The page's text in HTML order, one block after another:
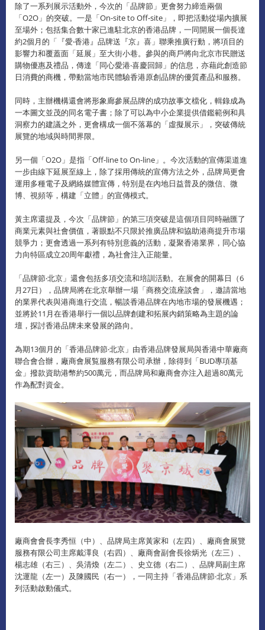
除了一系列展示活動外，今次的「品牌節」更會努力締造兩個
「O2O」的突破。一是「On-site to Off-site」，即把活動從場內擴展
至場外；包括集合數十家已進駐北京的香港品牌，一同開展一個長達
約2個月的「『愛‧香港』品牌送『京』喜」聯乘推廣行動，將項目的
影響力和覆蓋面「延展」至大街小巷。參與的商戶將向北京市民贈送
購物優惠及禮品，傳達「同心愛港‧喜慶回歸」的信息，亦藉此創造節
日消費的商機，帶動當地市民體驗香港原創品牌的優質產品和服務。
同時，主辦機構還會將形象廊參展品牌的成功故事文檔化，輯錄成為
一本圖文並茂的同名電子書；除了可以為中小企業提供借鑑範例和具
洞察力的建議之外，更會構成一個不落幕的「虛擬展示」，突破傳統
展覽的地域與時間界限。
另一個「O2O」是指「Off-line to On-line」。今次活動的宣傳渠道進
一步由線下延展至線上，除了採用傳統的宣傳方法之外，品牌局更會
運用多種電子及網絡媒體宣傳，特別是在內地日益普及的微信、微
博、視頻等，構建「立體」的宣傳模式。
黃主席還提及，今次「品牌節」的第三項突破是這個項目同時融匯了
商業元素與社會價值，著眼點不只限於推廣品牌和協助港商提升市場
競爭力；更會透過一系列有特別意義的活動，凝聚香港業界，同心協
力向特區成立20周年獻禮，為社會注入正能量。
「品牌節‧北京」還會包括多項交流和培訓活動。在展會的開幕日（6
月27日），品牌局將在北京舉辦一場「商務交流座談會」，邀請當地
的業界代表與港商進行交流，暢談香港品牌在內地市場的發展機遇；
並將於11月在香港舉行一個以品牌創建和拓展內銷策略為主題的論
壇，探討香港品牌未來發展的路向。
為期13個月的「香港品牌節‧北京」由香港品牌發展局與香港中華廠商
聯合會合辦，廠商會展覧服務有限公司承辦，除得到「BUD專項基
金」撥款資助港幣約500萬元，而品牌局和廠商會亦注入超過80萬元
作為配對資金。
廠商會會長李秀恒（中）、品牌局主席黃家和（左四）、廠商會展覽
服務有限公司主席戴澤良（右四）、廠商會副會長徐炳光（左三）、
楊志雄（右三）、吳清煥（左二）、史立德（右二）、品牌局副主席
沈運龍（左一）及陳國民（右一），一同主持「香港品牌節‧北京」系
列活動啟動儀式。